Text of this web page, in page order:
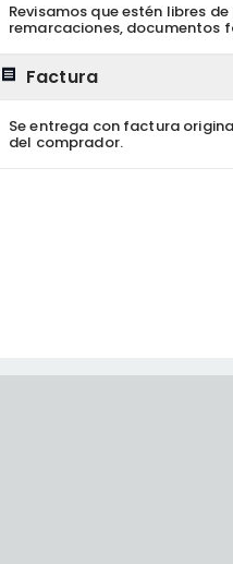
Revisamos que estén libres
remarcaciones, documentos
Factura
Se entrega con factura
del comprador.